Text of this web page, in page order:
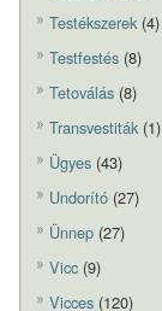
Testékszerek(4)
Testfestés (8)
Tetoválás (8)
Transvestiták(1)
Ügyes (43)
Undorító (27)
Ünnep (27)
Vicc (9)
Vicces (120)